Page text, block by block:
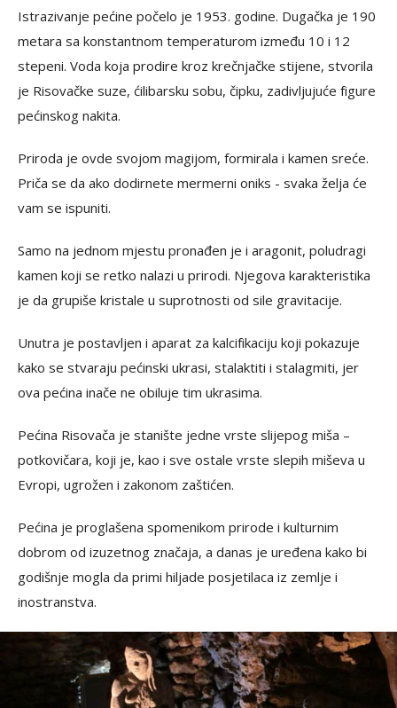
Istrazivanje pećine počelo je 1953. godine. Dugačka je 190
metara sa konstantnom temperaturom između 10 i 12
stepeni. Voda koja prodire kroz krečnjačke stijene, stvorila
je Risovačke suze, ćilibarsku sobu, čipku, zadivljujuće figure
pećinskog nakita.
Priroda je ovde svojom magijom, formirala i kamen sreće.
Priča se da ako dodirnete mermerni oniks - svaka želja će
vam se ispuniti.
Samo na jednom mjestu pronađen je i aragonit, poludragi
kamen koji se retko nalazi u prirodi. Njegova karakteristika
je da grupiše kristale u suprotnosti od sile gravitacije.
Unutra je postavljen i aparat za kalcifikaciju koji pokazuje
kako se stvaraju pećinski ukrasi, stalaktiti i stalagmiti, jer
ova pećina inače ne obiluje tim ukrasima.
Pećina Risovača je stanište jedne vrste slijepog miša –
potkovičara, koji je, kao i sve ostale vrste slepih miševa u
Evropi, ugrožen i zakonom zaštićen.
Pećina je proglašena spomenikom prirode i kulturnim
dobrom od izuzetnog značaja, a danas je uređena kako bi
godišnje mogla da primi hiljade posjetilaca iz zemlje i
inostranstva.